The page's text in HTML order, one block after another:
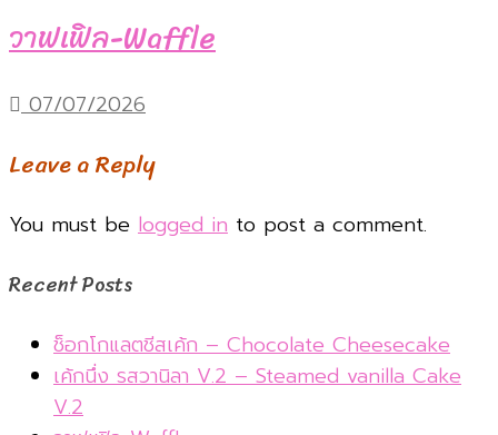
วาฟเฟิล-Waffle
07/07/2026
Leave a Reply
You must be logged in to post a comment.
Recent Posts
ช็อกโกแลตชีสเค้ก – Chocolate Cheesecake
เค้กนึ่ง รสวานิลา V.2 – Steamed vanilla Cake
V.2